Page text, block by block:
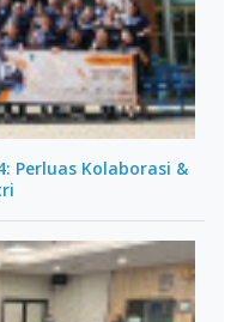
Perluas Kolaborasi &